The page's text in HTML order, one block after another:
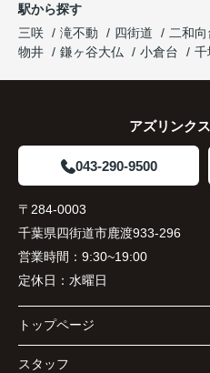
駅から探す
三咲
滝不動 四街道 二和向
物井
鎌ヶ谷大仏 小倉台 千
アズリンク
043-290-9500
〒284-0003
千葉県四街道市鹿渡933-296
営業時間： 9:30~19:00
定休日： 水曜日
トップページ
スタッフ